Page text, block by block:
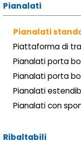
Pianalati
Pianalati
Piattaforma di
Pianalati porta
Pianalati porta
Pianalati
Pianalati con
Ribaltabili